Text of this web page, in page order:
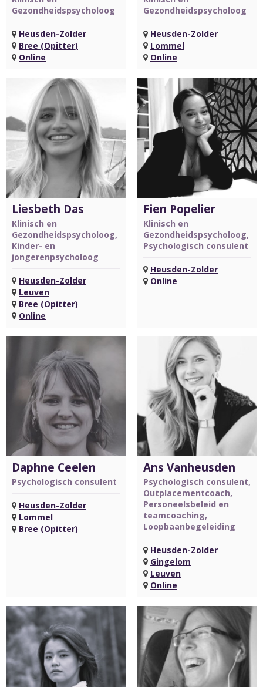
Gezondheidspsycholoog
Heusden-Zolder
Bree (Opitter)
Online
Gezondheidspsycholoog
Heusden-Zolder
Lommel
Online
Liesbeth Das
Klinisch en
Gezondheidspsycholoog,
Kinder- en
jongerenpsycholoog
Heusden-Zolder
Leuven
Bree (Opitter)
Online
Fien Popelier
Klinisch en
Gezondheidspsycholoog,
Psychologisch consulent
Heusden-Zolder
Online
Daphne Ceelen
Psychologisch consulent
Heusden-Zolder
Lommel
Bree (Opitter)
Ans Vanheusden
Psychologisch consulent,
Outplacementcoach,
Personeelsbeleid en
teamcoaching,
Loopbaanbegeleiding
Heusden-Zolder
Gingelom
Leuven
Online